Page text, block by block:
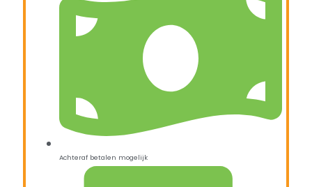
Achteraf betalen mogelijk